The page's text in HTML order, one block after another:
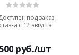
под заказ
с 12 августа
руб./шт